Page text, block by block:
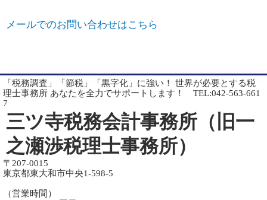
メールでのお問い合わせはこちら
「税務調査」「節税」「黒字化」に強い！ 世界が必要とする税
理士事務所 あなたを全力でサポートします！ TEL:042-563-661
7
三ツ寺税務会計事務所（旧一
之瀬渉税理士事務所）
〒207-0015
東京都東大和市中央1-598-5
（営業時間）